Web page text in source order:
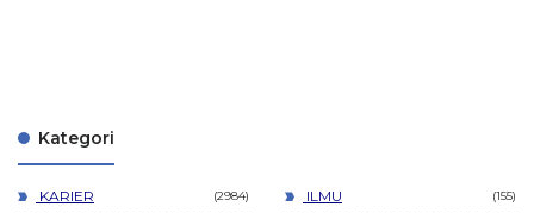
Kategori
KARIER 2984 ILMU 155